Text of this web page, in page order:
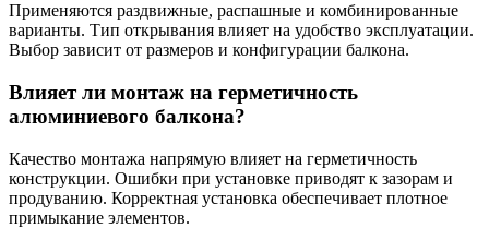
Применяются раздвижные, распашные и комбинированные
варианты. Тип открывания влияет на удобство эксплуатации.
Выбор зависит от размеров и конфигурации балкона.
Влияет ли монтаж на герметичность
алюминиевого балкона?
Качество монтажа напрямую влияет на герметичность
конструкции. Ошибки при установке приводят к зазорам и
продуванию. Корректная установка обеспечивает плотное
примыкание элементов.